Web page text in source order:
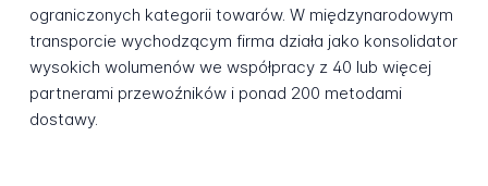
ograniczonych kategorii towarów. W międzynarodowym
transporcie wychodzącym firma działa jako konsolidator
wysokich wolumenów we współpracy z 40 lub więcej
partnerami przewoźników i ponad 200 metodami
dostawy.